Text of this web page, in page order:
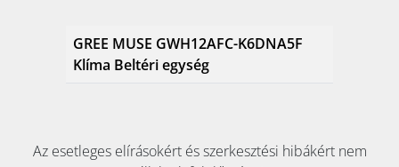
GREE MUSE GWH12AFC-K6DNA5F
Klíma Beltéri egység
Az esetleges elírásokért és szerkesztési hibákért nem